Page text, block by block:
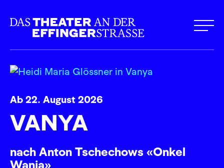
Ab 22. August 2026
VANYA
nach Anton Tschechows «Onkel
Wanja»